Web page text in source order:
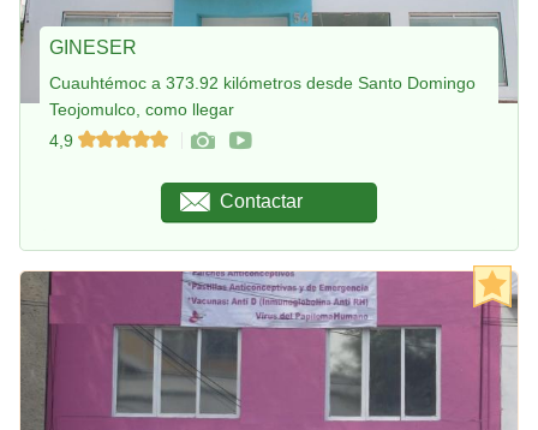
GINESER
Cuauhtémoc a 373.92 kilómetros desde Santo Domingo
Teojomulco, como llegar
4,9
Contactar